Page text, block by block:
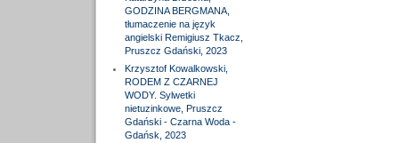
GODZINA BERGMANA,
tłumaczenie na język
angielski Remigiusz Tkacz,
Pruszcz Gdański, 2023
Krzysztof Kowalkowski,
RODEM Z CZARNEJ
WODY. Sylwetki
nietuzinkowe, Pruszcz
Gdański - Czarna Woda -
Gdańsk, 2023